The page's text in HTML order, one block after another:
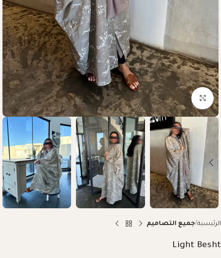
Click to enlarge
الرئيسية جميع التصاميم
Light Besht